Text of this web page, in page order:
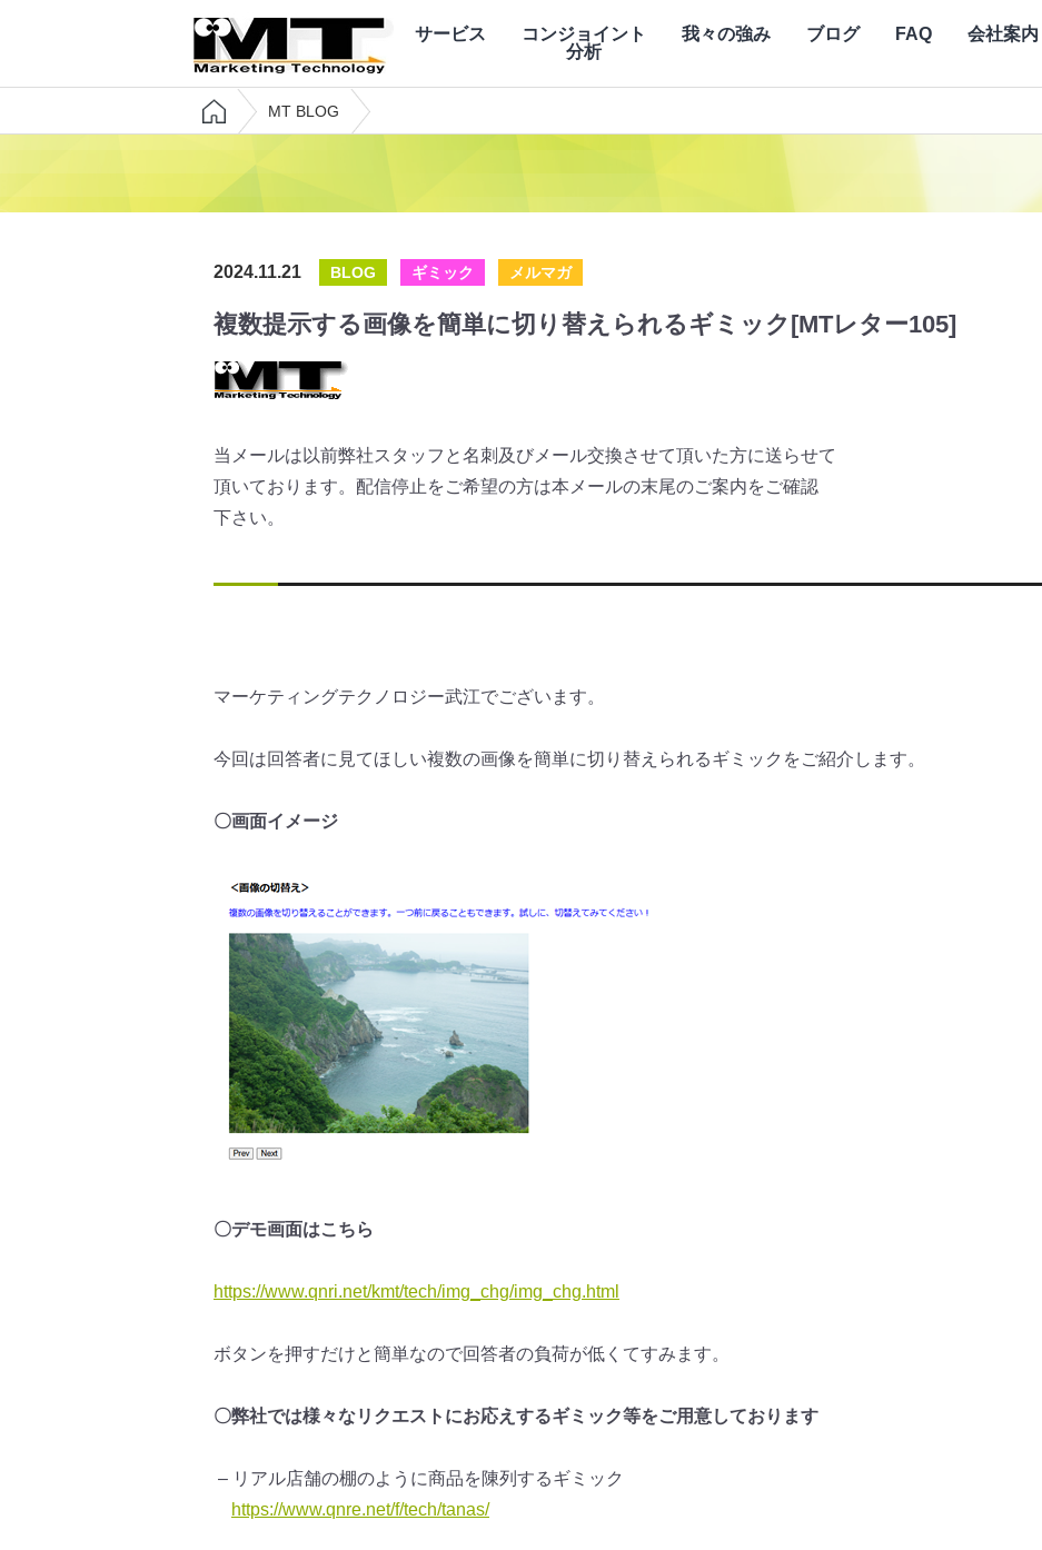
サービス
コンジョイント
分析
我々の強み ブログ FAQ 会社案内
MT BLOG
2024.11.21 BLOG ギミック メルマガ
複数提示する画像を簡単に切り替えられるギミック[MTレター105]
当メールは以前弊社スタッフと名刺及びメール交換させて頂いた方に送らせて
頂いております。配信停止をご希望の方は本メールの末尾のご案内をご確認
下さい。
マーケティングテクノロジー武江でございます。
今回は回答者に見てほしい複数の画像を簡単に切り替えられるギミ ックをご紹介します。
〇画面イメージ
〇デモ画面はこちら
https://www.qnri.net/kmt/tech/img_chg/img_chg.html
ボタンを押すだけと簡単なので回答者の負荷が低くてすみます。
〇弊社では様々なリクエストにお応えするギミック等をご用意しております
– リアル店舗の棚のように商品を陳列するギミック
https://www.qnre.net/f/tech/tanas/